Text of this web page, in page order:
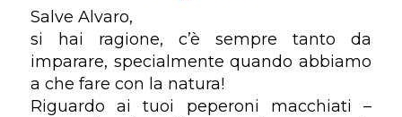
Salve Alvaro,
si hai ragione, c’è sempre tanto da
imparare, specialmente quando abbiamo
a che fare con la natura!
Riguardo ai tuoi peperoni macchiati –